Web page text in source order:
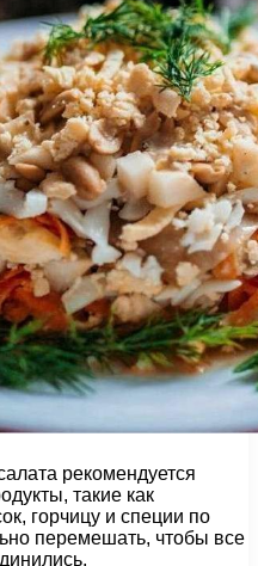
рекомендуется
такие как
горчицу и специи по
перемешать, чтобы все